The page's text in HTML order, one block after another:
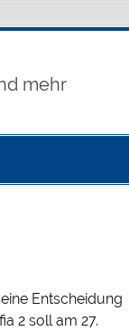
mehr
Entscheidung
2 soll am 27.